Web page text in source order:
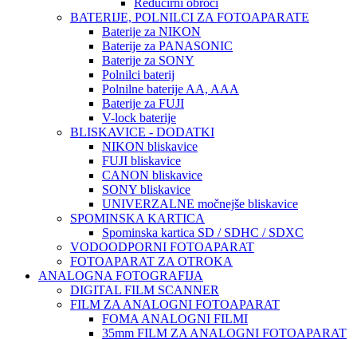
Reducirni obroči
BATERIJE, POLNILCI ZA FOTOAPARATE
Baterije za NIKON
Baterije za PANASONIC
Baterije za SONY
Polnilci baterij
Polnilne baterije AA, AAA
Baterije za FUJI
V-lock baterije
BLISKAVICE - DODATKI
NIKON bliskavice
FUJI bliskavice
CANON bliskavice
SONY bliskavice
UNIVERZALNE močnejše bliskavice
SPOMINSKA KARTICA
Spominska kartica SD / SDHC / SDXC
VODOODPORNI FOTOAPARAT
FOTOAPARAT ZA OTROKA
ANALOGNA FOTOGRAFIJA
DIGITAL FILM SCANNER
FILM ZA ANALOGNI FOTOAPARAT
FOMA ANALOGNI FILMI
35mm FILM ZA ANALOGNI FOTOAPARAT